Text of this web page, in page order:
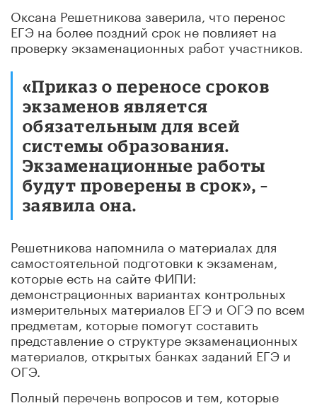
Оксана Решетникова заверила, что перенос
ЕГЭ на более поздний срок не повлияет на
проверку экзаменационных работ участников.
«Приказ о переносе сроков
экзаменов является
обязательным для всей
системы образования.
Экзаменационные работы
будут проверены в срок», –
заявила она.
Решетникова напомнила о материалах для
самостоятельной подготовки к экзаменам,
которые есть на сайте ФИПИ:
демонстрационных вариантах контрольных
измерительных материалов ЕГЭ и ОГЭ по всем
предметам, которые помогут составить
представление о структуре экзаменационных
материалов, открытых банках заданий ЕГЭ и
ОГЭ.
Полный перечень вопросов и тем, которые